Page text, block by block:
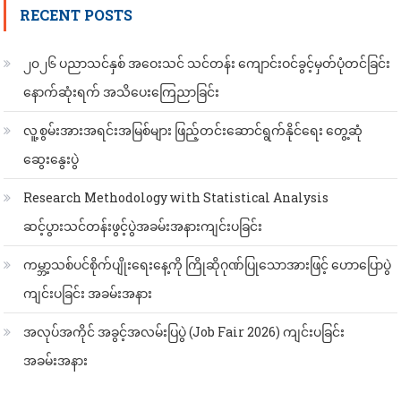
RECENT POSTS
၂၀၂၆ ပညာသင်နှစ် အဝေးသင် သင်တန်း ကျောင်းဝင်ခွင့်မှတ်ပုံတင်ခြင်း
နောက်ဆုံးရက် အသိပေးကြေညာခြင်း
လူ့စွမ်းအားအရင်းအမြစ်များ ဖြည့်တင်းဆောင်ရွက်နိုင်ရေး တွေ့ဆုံ
ဆွေးနွေးပွဲ
Research Methodology with Statistical Analysis
ဆင့်ပွားသင်တန်းဖွင့်ပွဲအခမ်းအနားကျင်းပခြင်း
ကမ္ဘာ့သစ်ပင်စိုက်ပျိုးရေးနေ့ကို ကြိုဆိုဂုဏ်ပြုသောအားဖြင့် ဟောပြောပွဲ
ကျင်းပခြင်း အခမ်းအနား
အလုပ်အကိုင် အခွင့်အလမ်းပြပွဲ (Job Fair 2026) ကျင်းပခြင်း
အခမ်းအနား